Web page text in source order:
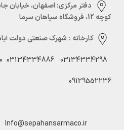
دفتر مرکزی:‌ اصفهان، خیابان
کوچه 12، فروشگاه سپاهان سرما
کارخانه : شهرک صنعتی دولت آباد،
03134334298
03134334886
09129552236
Info@sepahansarmaco.ir